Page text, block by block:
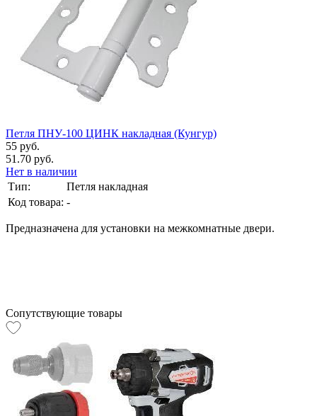
Петля ПНУ-100 ЦИНК накладная (Кунгур)
55 руб.
51.70 руб.
Нет в наличии
Тип:
Петля накладная
Код товара: -
Предназначена для установки на межкомнатные двери.
Сопутствующие товары